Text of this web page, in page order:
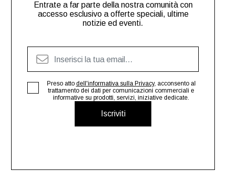
Entrate a far parte della nostra comunità con
accesso esclusivo a offerte speciali, ultime
notizie ed eventi.
Iscriviti
Preso atto dell'informativa sulla Privacy, acconsento al
trattamento dei dati per comunicazioni commerciali e
informative su prodotti, servizi, iniziative dedicate.